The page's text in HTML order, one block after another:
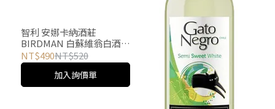
智利 安娜卡納酒莊
BIRDMAN 白蘇維翁白酒
ANAKENA BIRDMAN
SAUVIGNON BLANC
NT$490NT$520
加入詢價單